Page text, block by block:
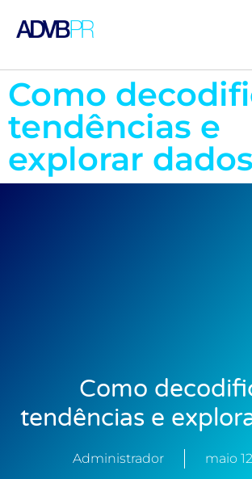
Como
tendências e
explorar dados
Como
tendências e
Administrador maio